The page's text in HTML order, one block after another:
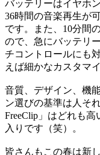
バッテリーはイヤホ
36時間の音楽再生が
です。また、10分間
ので、急にバッテリ
チコントロールにも
えば細かなカスタマ
音質、デザイン、機
ン選びの基準は人そ
FreeClip」はどれも
入りです（笑）。
皆さんもこの春は新